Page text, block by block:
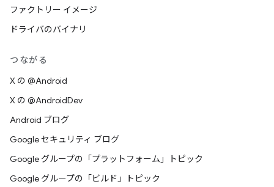
ファクトリー イメージ
ドライバのバイナリ
つながる
X の @Android
X の @AndroidDev
Android ブログ
Google セキュリティ ブログ
Google グループの「プラットフォーム」トピック
Google グループの「ビルド」トピック